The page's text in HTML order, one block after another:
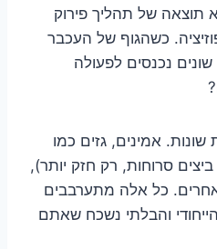
תוצאה של תהליך פירוק
כשהגוף של העכבר
נכנסים לפעולה
אמינים, גזים כמו
סרוחות, רק חזק יותר),
אחרים. כל אלה מתערבבים
והבלתי נשכח שאתם